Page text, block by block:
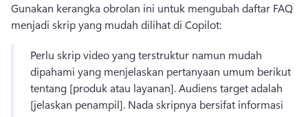
Gunakan kerangka obrolan ini untuk mengubah daftar FAQ
menjadi skrip yang mudah dilihat di Copilot:
Perlu skrip video yang terstruktur namun mudah
dipahami yang menjelaskan pertanyaan umum berikut
tentang [produk atau layanan]. Audiens target adalah
[jelaskan penampil]. Nada skripnya bersifat informasi